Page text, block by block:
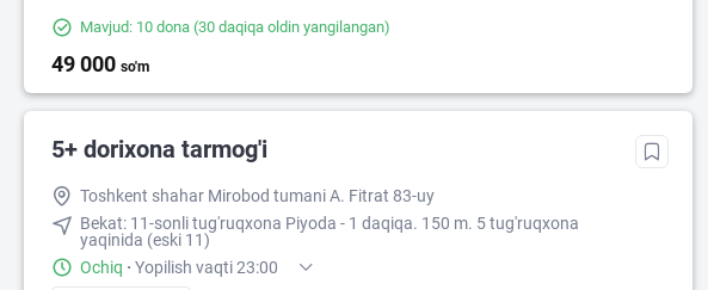
Mavjud: 10 dona (30 daqiqa oldin yangilangan)
49 000 so'm
5+ dorixona tarmog'i
Toshkent shahar Mirobod tumani A. Fitrat 83-uy
Bekat: 11-sonli tug'ruqxona Piyoda - 1 daqiqa. 150 m. 5 tug'ruqxona
yaqinida (eski 11)
Ochiq · Yopilish vaqti 23:00